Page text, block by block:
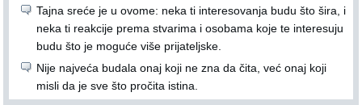
Tajna sreće je u ovome: neka ti interesovanja budu što šira, i
neka ti reakcije prema stvarima i osobama koje te interesuju
budu što je moguće više prijateljske.
Nije najveća budala onaj koji ne zna da čita, već onaj koji
misli da je sve što pročita istina.